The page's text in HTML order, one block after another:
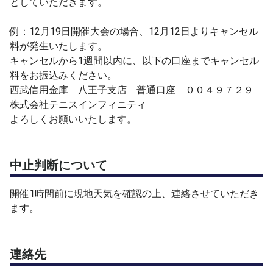
例：12月19日開催大会の場合、12月12日よりキャンセル
料が発生いたします。
キャンセルから1週間以内に、以下の口座までキャンセル
料をお振込みください。
西武信用金庫 八王子支店 普通口座 ００４９７２９
株式会社テニスインフィニティ
よろしくお願いいたします。
中止判断について
開催1時間前に現地天気を確認の上、連絡させていただき
ます。
連絡先